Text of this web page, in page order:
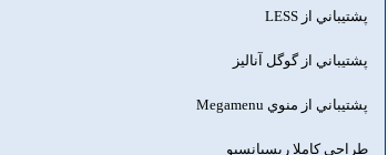
پشتيباني از LESS
پشتيباني از گوگل آناليز
پشتيباني از منوي Megamenu
طراحی کاملا ریسپانسیو